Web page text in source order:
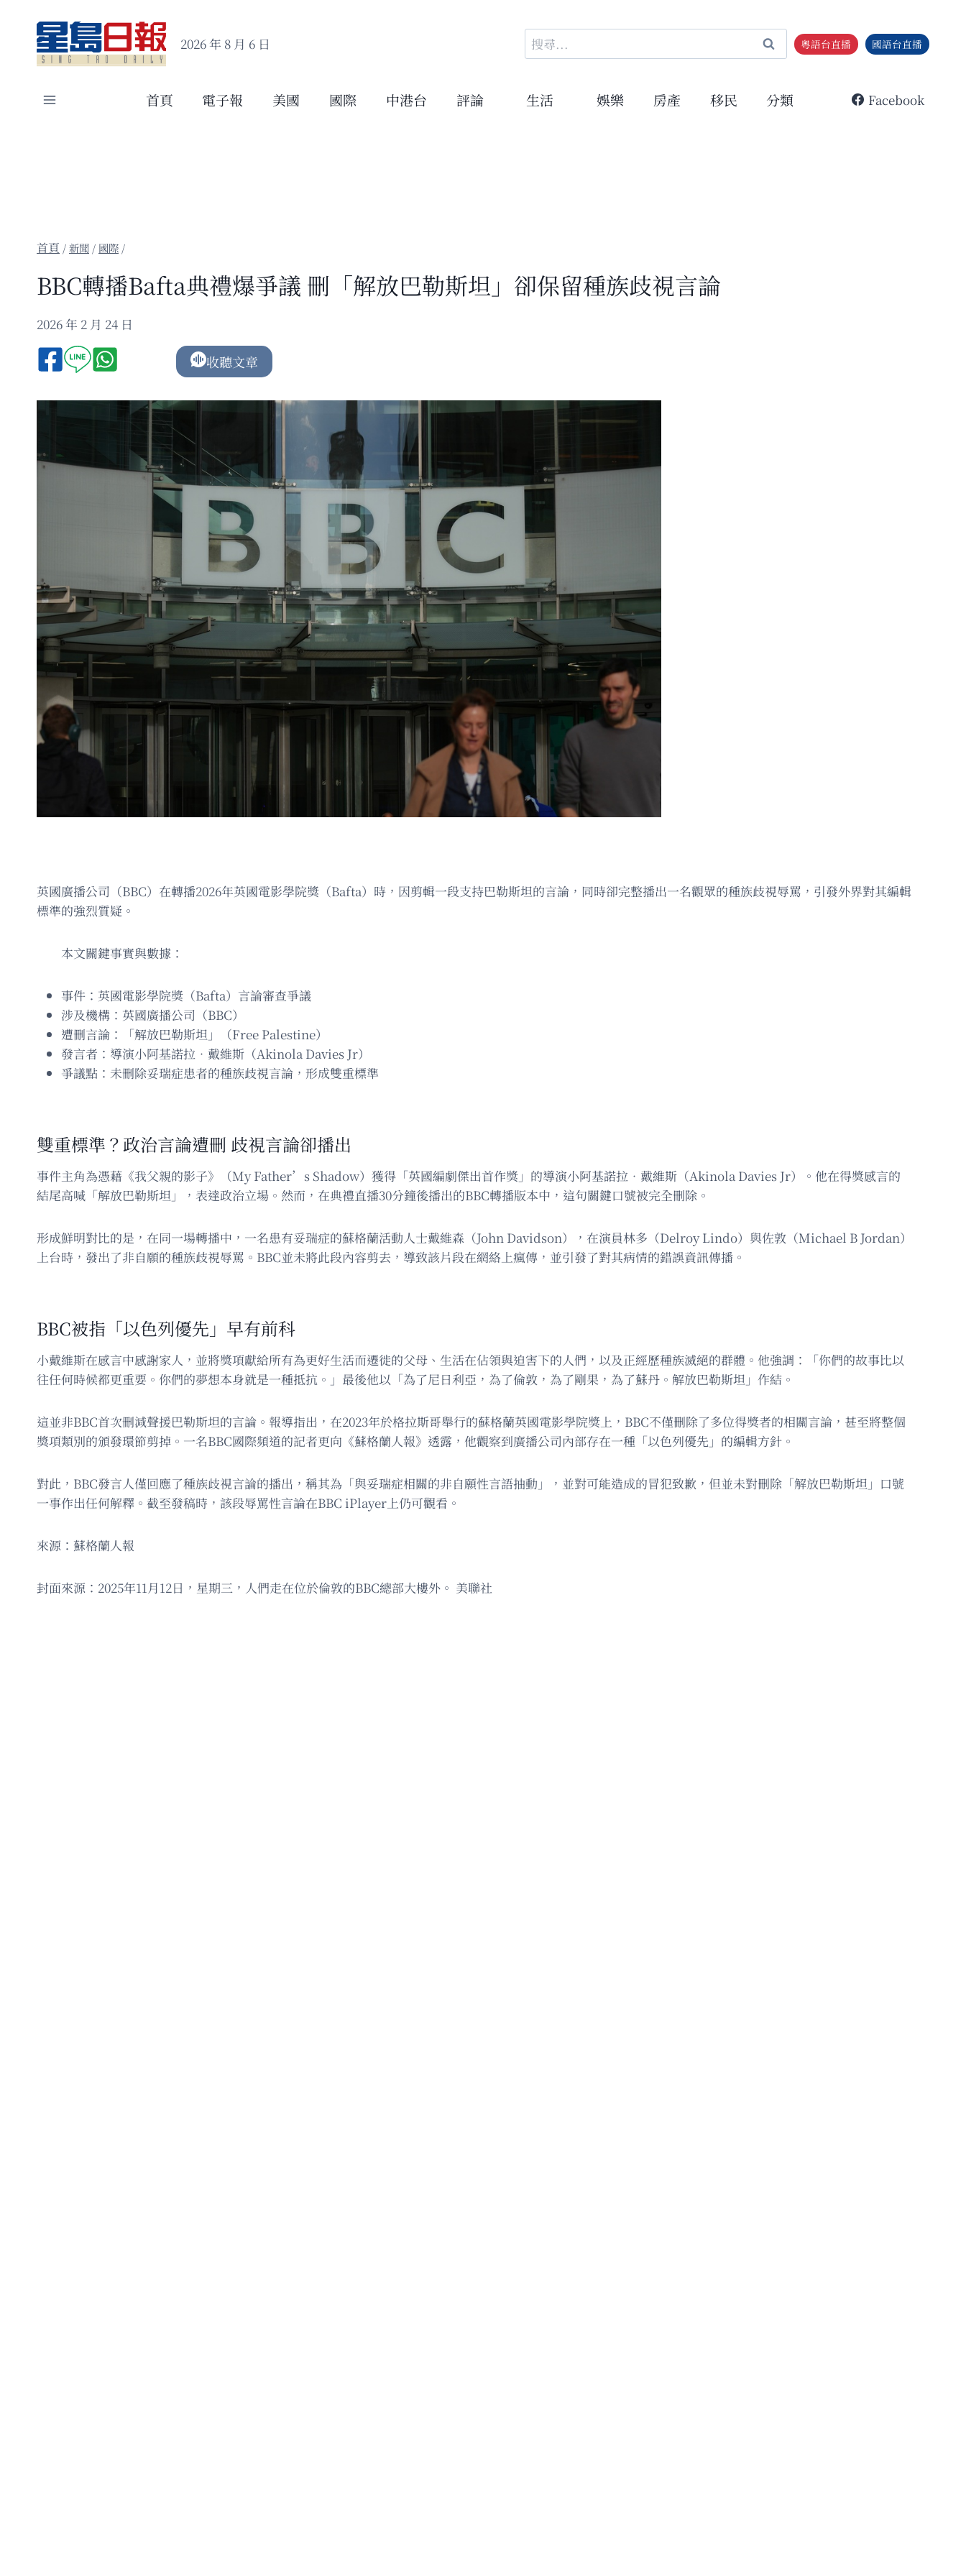
content
2026 年 8 月 6 日
搜
尋
鍵
粵語台直播 國語台直播
首頁 電子報 美國 國際 中港台 評論 生活 娛樂 房產 移民 分類 Facebook
/新聞 / 國際 /
BBC轉播Bafta典禮爆爭議 刪「解放巴勒斯坦」卻保留種族歧視言論
2026 年 2 月 24 日
收聽文章
英國廣播公司（BBC）在轉播2026年英國電影學院獎（Bafta）時，因剪輯一段支持巴勒斯坦的言論，同時卻完整播出一名觀眾的種族歧視辱罵，引發外界對其編輯
標準的強烈質疑。
本文關鍵事實與數據：
事件：英國電影學院獎（Bafta）言論審查爭議
涉及機構：英國廣播公司（BBC）
遭刪言論：「解放巴勒斯坦」（Free Palestine）
發言者：導演小阿基諾拉．戴維斯（Akinola Davies Jr）
爭議點：未刪除妥瑞症患者的種族歧視言論，形成雙重標準
雙重標準？政治言論遭刪 歧視言論卻播出
事件主角為憑藉《我父親的影子》（My Father’s Shadow）獲得「英國編劇傑出首作獎」的導演小阿基諾拉．戴維斯（Akinola Davies Jr）。他在得獎感言的
結尾高喊「解放巴勒斯坦」，表達政治立場。然而，在典禮直播30分鐘後播出的BBC轉播版本中，這句關鍵口號被完全刪除。
形成鮮明對比的是，在同一場轉播中，一名患有妥瑞症的蘇格蘭活動人士戴維森（John Davidson），在演員林多（Delroy Lindo）與佐敦（Michael B Jordan）
上台時，發出了非自願的種族歧視辱罵。BBC並未將此段內容剪去，導致該片段在網絡上瘋傳，並引發了對其病情的錯誤資訊傳播。
BBC被指「以色列優先」早有前科
小戴維斯在感言中感謝家人，並將獎項獻給所有為更好生活而遷徙的父母、生活在佔領與迫害下的人們，以及正經歷種族滅絕的群體。他強調：「你們的故事比以
往任何時候都更重要。你們的夢想本身就是一種抵抗。」最後他以「為了尼日利亞，為了倫敦，為了剛果，為了蘇丹。解放巴勒斯坦」作結。
這並非BBC首次刪減聲援巴勒斯坦的言論。報導指出，在2023年於格拉斯哥舉行的蘇格蘭英國電影學院獎上，BBC不僅刪除了多位得獎者的相關言論，甚至將整個
獎項類別的頒發環節剪掉。一名BBC國際頻道的記者更向《蘇格蘭人報》透露，他觀察到廣播公司內部存在一種「以色列優先」的編輯方針。
對此，BBC發言人僅回應了種族歧視言論的播出，稱其為「與妥瑞症相關的非自願性言語抽動」，並對可能造成的冒犯致歉，但並未對刪除「解放巴勒斯坦」口號
一事作出任何解釋。截至發稿時，該段辱罵性言論在BBC iPlayer上仍可觀看。
來源：蘇格蘭人報
封面來源：2025年11月12日，星期三，人們走在位於倫敦的BBC總部大樓外。 美聯社